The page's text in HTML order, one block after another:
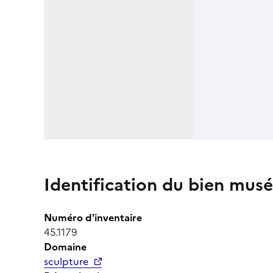
Identification du bien
Numéro d'inventaire
45.1179
Domaine
sculpture